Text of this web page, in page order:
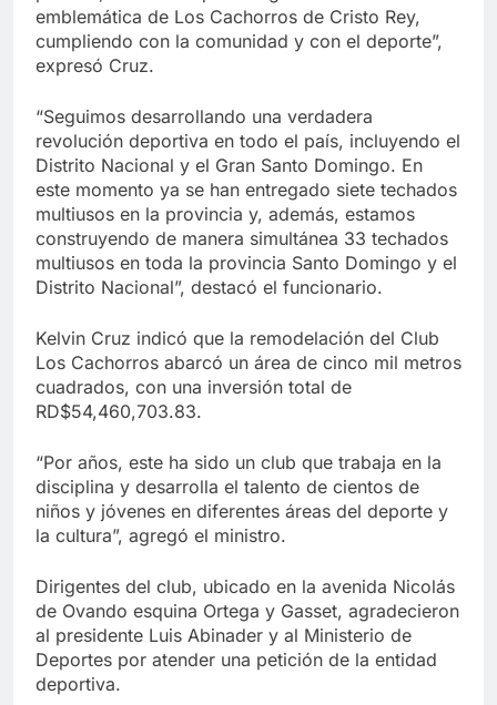
emblemática de Los Cachorros de Cristo Rey,
cumpliendo con la comunidad y con el deporte”,
expresó Cruz.
“Seguimos desarrollando una verdadera
revolución deportiva en todo el país, incluyendo el
Distrito Nacional y el Gran Santo Domingo. En
este momento ya se han entregado siete techados
multiusos en la provincia y, además, estamos
construyendo de manera simultánea 33 techados
multiusos en toda la provincia Santo Domingo y el
Distrito Nacional”, destacó el funcionario.
Kelvin Cruz indicó que la remodelación del Club
Los Cachorros abarcó un área de cinco mil metros
cuadrados, con una inversión total de
RD$54,460,703.83.
“Por años, este ha sido un club que trabaja en la
disciplina y desarrolla el talento de cientos de
niños y jóvenes en diferentes áreas del deporte y
la cultura”, agregó el ministro.
Dirigentes del club, ubicado en la avenida Nicolás
de Ovando esquina Ortega y Gasset, agradecieron
al presidente Luis Abinader y al Ministerio de
Deportes por atender una petición de la entidad
deportiva.